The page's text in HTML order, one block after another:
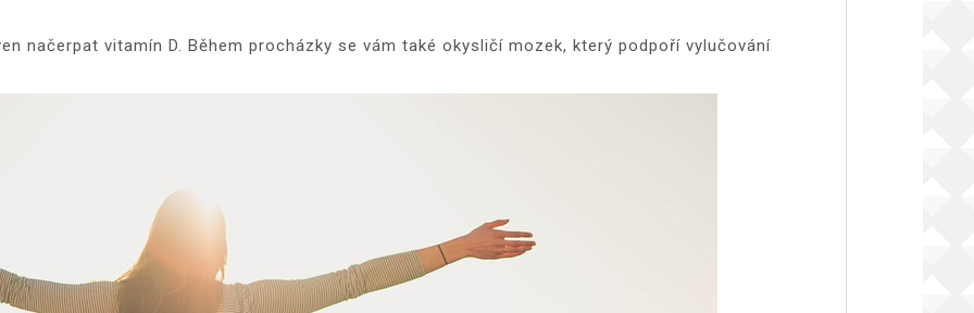
načerpat vitamín D. Během procházky se vám také okysličí mozek, který podpoří vylučování